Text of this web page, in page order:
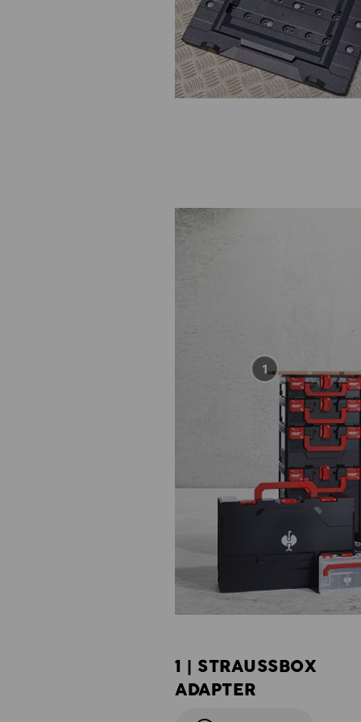
1 | STRAUSSBOX
ADAPTER